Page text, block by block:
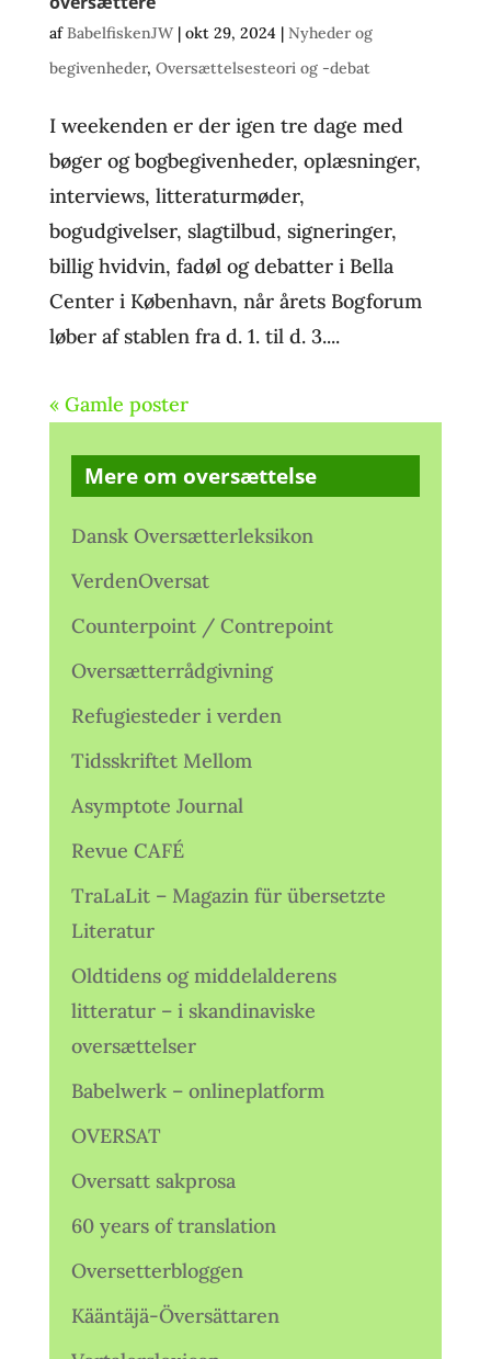
afBabelfiskenJW| okt 29, 2024 | Nyheder og
begivenheder, Oversættelsesteori og -debat
I weekenden er der igen tre dage med
bøger og bogbegivenheder, oplæsninger,
interviews, litteraturmøder,
bogudgivelser, slagtilbud, signeringer,
billig hvidvin, fadøl og debatter i Bella
Center i København, når årets Bogforum
løber af stablen fra d. 1. til d. 3....
« Gamle poster
Mere om oversættelse
Dansk Oversætterleksikon
VerdenOversat
Counterpoint / Contrepoint
Oversætterrådgivning
Refugiesteder i verden
Tidsskriftet Mellom
Asymptote Journal
Revue CAFÉ
TraLaLit – Magazin für übersetzte
Literatur
Oldtidens og middelalderens
litteratur – i skandinaviske
oversættelser
Babelwerk – onlineplatform
OVERSAT
Oversatt sakprosa
60 years of translation
Oversetterbloggen
Kääntäjä-Översättaren